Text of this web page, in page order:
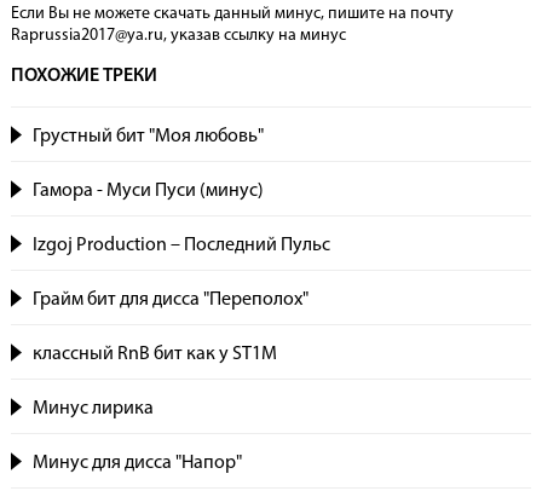
Если Вы не можете скачать данный минус, пишите на почту
Raprussia2017@ya.ru, указав сcылку на минус
ПОХОЖИЕ ТРЕКИ
Грустный бит "Моя любовь"
Гамора - Муси Пуси (минус)
Izgoj Production – Последний Пульс
Грайм бит для дисса "Переполох"
классный RnB бит как у ST1M
Минус лирика
Минус для дисса "Напор"